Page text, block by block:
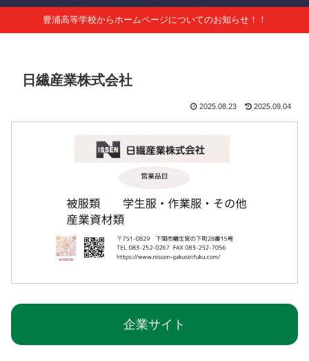
豊浦高等学校からホームページについてのお知らせ！！
日繊産業株式会社
2025.08.23 2025.09.04
企業サイト